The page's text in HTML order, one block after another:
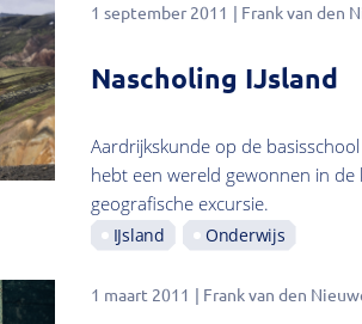
1 september 2011 Frank van den
Nascholing IJsland
Aardrijkskunde op de
hebt een wereld gewonnen in
geografische excursie.
IJsland Onderwijs
1 maart 2011 Frank van den